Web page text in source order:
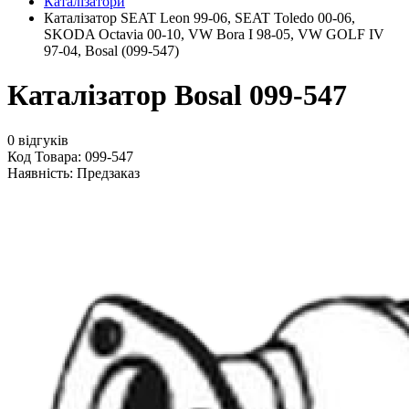
Каталізатор SEAT Leon 99-06, SEAT Toledo 00-06,
SKODA Octavia 00-10, VW Bora I 98-05, VW GOLF IV
97-04, Bosal (099-547)
Каталізатор Bosal 099-547
0 відгуків
Код Товара: 099-547
Наявність: Предзаказ